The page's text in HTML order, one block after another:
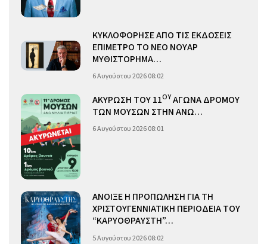
ΚΥΚΛΟΦΟΡΗΣΕ ΑΠΟ ΤΙΣ ΕΚΔΟΣΕΙΣ
ΕΠΙΜΕΤΡΟ ΤΟ ΝΕΟ ΝΟΥΑΡ
ΜΥΘΙΣΤΟΡΗΜΑ…
6 Αυγούστου 2026 08:02
ΑΚΥΡΩΣΗ ΤΟΥ 11ΟΥΑΓΩΝΑ ΔΡΟΜΟΥ
ΤΩΝ ΜΟΥΣΩΝ ΣΤΗΝ ΑΝΩ…
6 Αυγούστου 2026 08:01
ΑΝΟΙΞΕ Η ΠΡΟΠΩΛΗΣΗ ΓΙΑ ΤΗ
ΧΡΙΣΤΟΥΓΕΝΝΙΑΤΙΚΗ ΠΕΡΙΟΔΕΙΑ ΤΟΥ
“ΚΑΡΥΟΘΡΑΥΣΤΗ”…
5 Αυγούστου 2026 08:02